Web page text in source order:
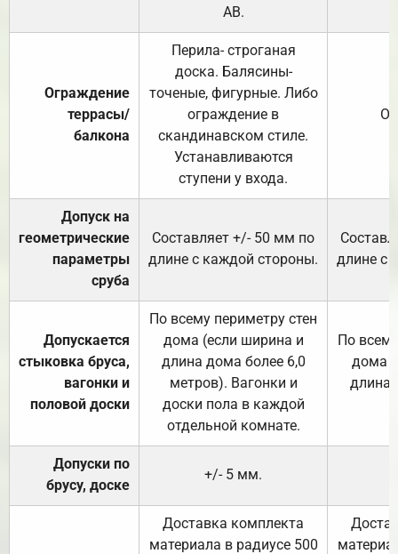
АВ.
Ограждение
террасы/
балкона
Перила- строганая
доска. Балясины-
точеные, фигурные. Либо
ограждение в
скандинавском стиле.
Устанавливаются
ступени у входа.
Допуск на
геометрические
параметры
сруба
Составляет +/- 50 мм по
длине с каждой стороны.
длине с
Допускается
стыковка бруса,
вагонки и
половой доски
По всему периметру стен
дома (если ширина и
длина дома более 6,0
метров). Вагонки и
доски пола в каждой
отдельной комнате.
По
дома
длина
Допуски по
брусу, доске
+/- 5 мм.
Доставка комплекта
материала в радиусе 500